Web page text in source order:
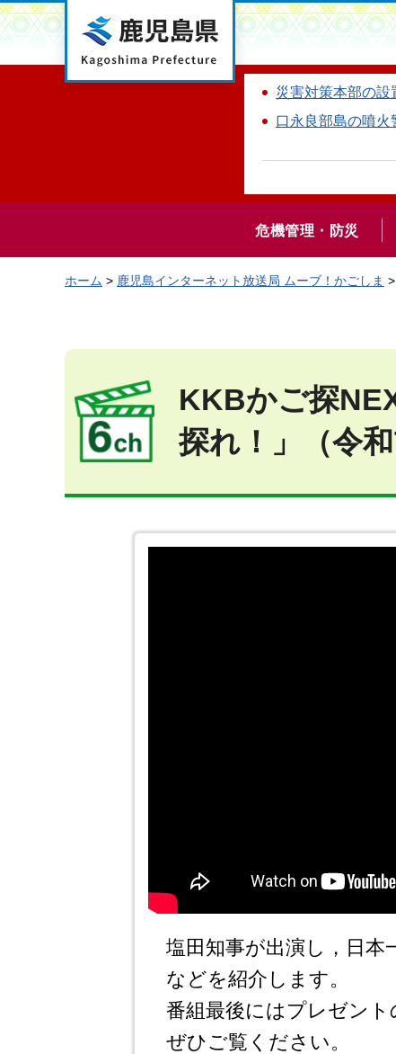
鹿児島県
災害対策本部の設
口永良部島の噴火
危機管理・防災
ホーム > 鹿児島インターネット放送局 ムーブ！かごしま >
KKBかご探
探れ！」（令
塩田知事が出演し，日本
などを紹介します。
番組最後にはプレゼント
ぜひご覧ください。